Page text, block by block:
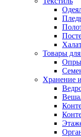
Товары
Хранение